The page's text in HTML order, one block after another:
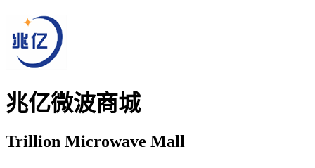
兆亿微波商城
Trillion Microwave Mall